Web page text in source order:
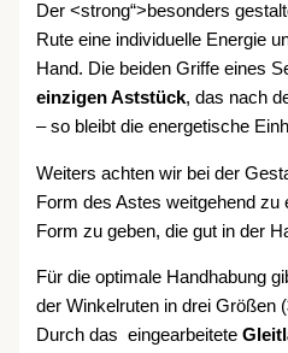
Der <strong“>besonders
Rute eine individuelle Energie
Hand. Die beiden Griffe eines
einzigen Aststück, das nach
– so bleibt die energetische
Weiters achten wir bei der
Form des Astes weitgehend zu
Form zu geben, die gut in der
Für die optimale Handhabung
der Winkelruten in drei Größen (
Durch das eingearbeitete